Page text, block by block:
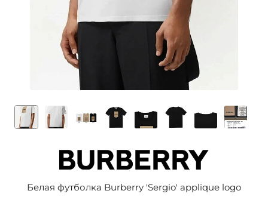
Белая футболка Burberry 'Sergio' applique logo